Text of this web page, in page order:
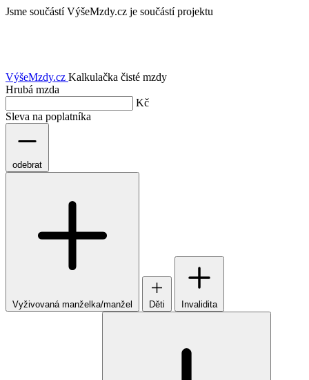
Jsme součástí VýšeMzdy.cz je součástí projektu
VýšeMzdy.cz Kalkulačka čisté mzdy
Hrubá mzda
Kč
Sleva na poplatníka
odebrat
Vyživovaná manželka/manžel Děti Invalidita